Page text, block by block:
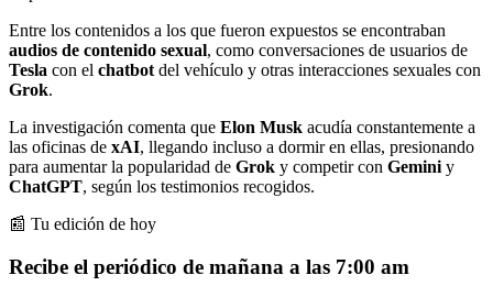
Entre los contenidos a los que fueron expuestos se encontraban
audios de contenido sexual, como conversaciones de usuarios de
Tesla con el chatbot del vehículo y otras interacciones sexuales con
Grok.
La investigación comenta que Elon Musk acudía constantemente a
las oficinas de xAI, llegando incluso a dormir en ellas, presionando
para aumentar la popularidad de Grok y competir con Gemini y
ChatGPT, según los testimonios recogidos.
📰 Tu edición de hoy
Recibe el periódico de mañana a las 7:00 am